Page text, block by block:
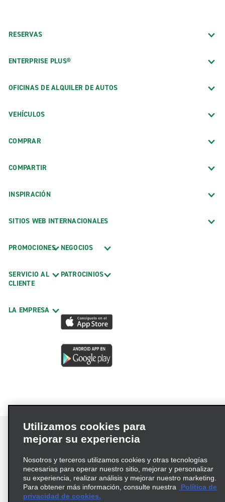
RESERVAS
ENTERPRISE PLUS®
OFICINAS DE ALQUILER DE AUTOS
VEHÍCULOS
COMPRAR
COMPARTIR
INSPIRACIÓN
SITIOS WEB INTERNACIONALES
PROMOCIONES
SERVICIO AL
CLIENTE
LA EMPRESA
NEGOCIOS
PATROCINIOS
Términos de uso
Política de privacidad
Política de cookies
Información de Salud del Consumidor
Utilizamos cookies para
mejorar su experiencia
Nosotros y terceros utilizamos cookies y otras tecnologías
necesarias para operar nuestro sitio, mejorar y personalizar
su experiencia, realizar análisis y mejorar nuestro marketing.
Para obtener más información, consulte nuestra
Política de
privacidad de cookies.